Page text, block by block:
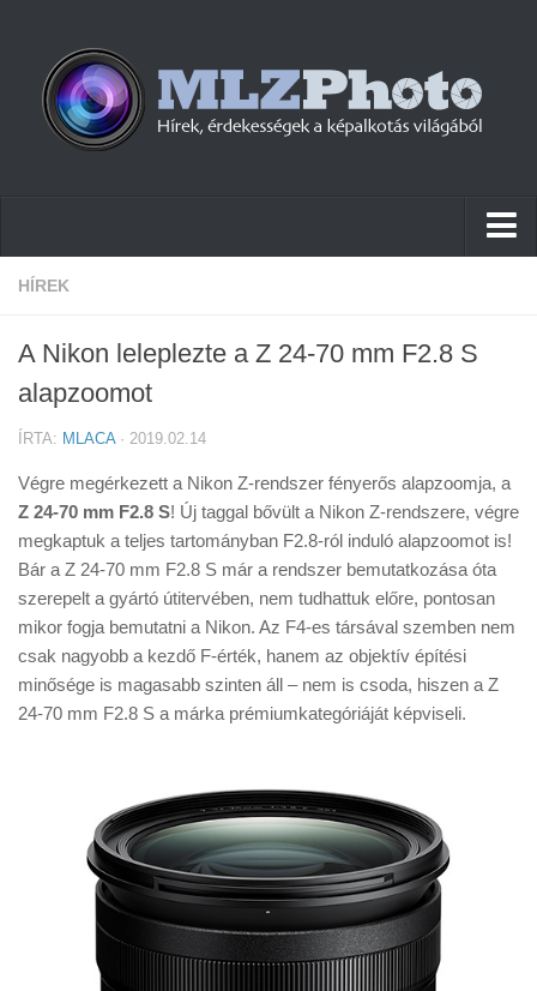
Hírek
Cikkek
Szoftver
Tudástár
Tanácsok
Érdekességek
Helyszíni Riport
E-BB
HÍREK
A Nikon leleplezte a Z 24-70 mm F2.8 S
alapzoomot
ÍRTA: MLACA· 2019.02.14
Végre megérkezett a Nikon Z-rendszer fényerős alapzoomja, a
Z 24-70 mm F2.8 S! Új taggal bővült a Nikon Z-rendszere, végre
megkaptuk a teljes tartományban F2.8-ról induló alapzoomot is!
Bár a Z 24-70 mm F2.8 S már a rendszer bemutatkozása óta
szerepelt a gyártó útitervében, nem tudhattuk előre, pontosan
mikor fogja bemutatni a Nikon. Az F4-es társával szemben nem
csak nagyobb a kezdő F-érték, hanem az objektív építési
minősége is magasabb szinten áll – nem is csoda, hiszen a Z
24-70 mm F2.8 S a márka prémiumkategóriáját képviseli.